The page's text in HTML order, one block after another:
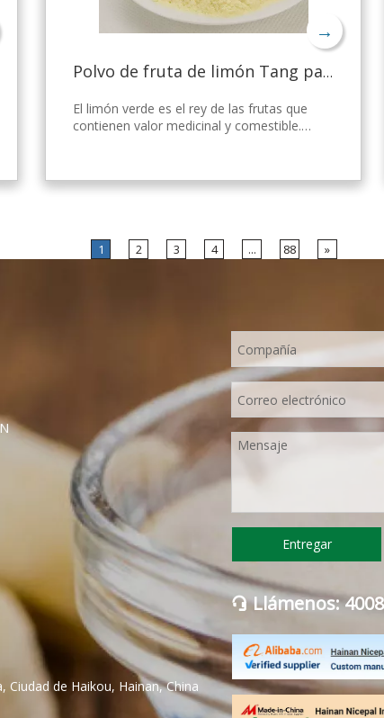
→
Polvo de fruta de limón Tang para gelatina
El limón verde es el rey de las frutas que
contienen valor medicinal y comestible.
con la tecnología y el procesamiento de
secado por aspersión más avanzados del
instantáneamente, fácil de usar.
1 2 3 4 ... 88 »
de Haikou, Hainan, China
Entregar
Llámenos: